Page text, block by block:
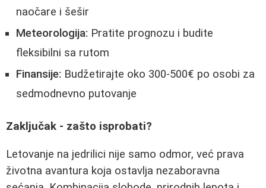
naočare i šešir
Meteorologija: Pratite prognozu i budite
fleksibilni sa rutom
Finansije: Budžetirajte oko 300-500€ po osobi za
sedmodnevno putovanje
Zaključak - zašto isprobati?
Letovanje na jedrilici nije samo odmor, već prava
životna avantura koja ostavlja nezaboravna